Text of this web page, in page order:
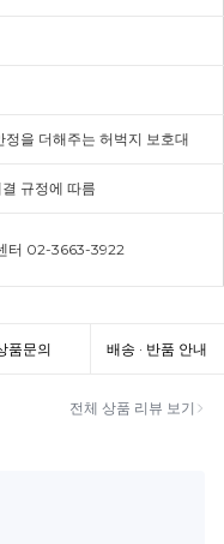
을 더해주는 허벅지 보호대
규정에 따름
터 02-3663-3922
품문의 배송 · 반품 안내